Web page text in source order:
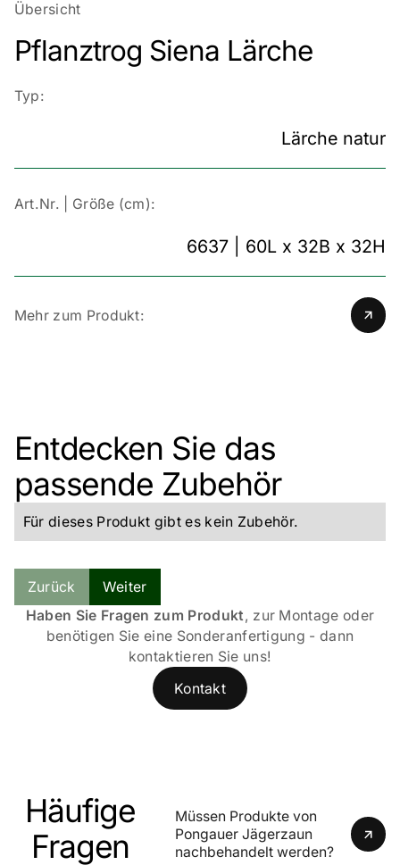
Übersicht
Pflanztrog Siena Lärche
Typ:
Lärche natur
Art.Nr. | Größe (cm):
6637 | 60L x 32B x 32H
Mehr zum Produkt:
Zeitloses Design für stilvolle Akzente
Natürlich & langlebig mit Lärche
Entdecken Sie das
passende Zubehör
Für dieses Produkt gibt es kein Zubehör.
Zurück
Weiter
Haben Sie Fragen zum Produkt, zur Montage oder
benötigen Sie eine Sonderanfertigung - dann
kontaktieren Sie uns!
Kontakt
Häufige
Fragen
Müssen Produkte von
Pongauer Jägerzaun
nachbehandelt werden?